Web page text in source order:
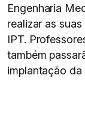
Engenharia
realizar as
IPT.
também
implantação